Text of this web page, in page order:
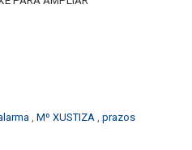
, Mº XUSTIZA , prazos